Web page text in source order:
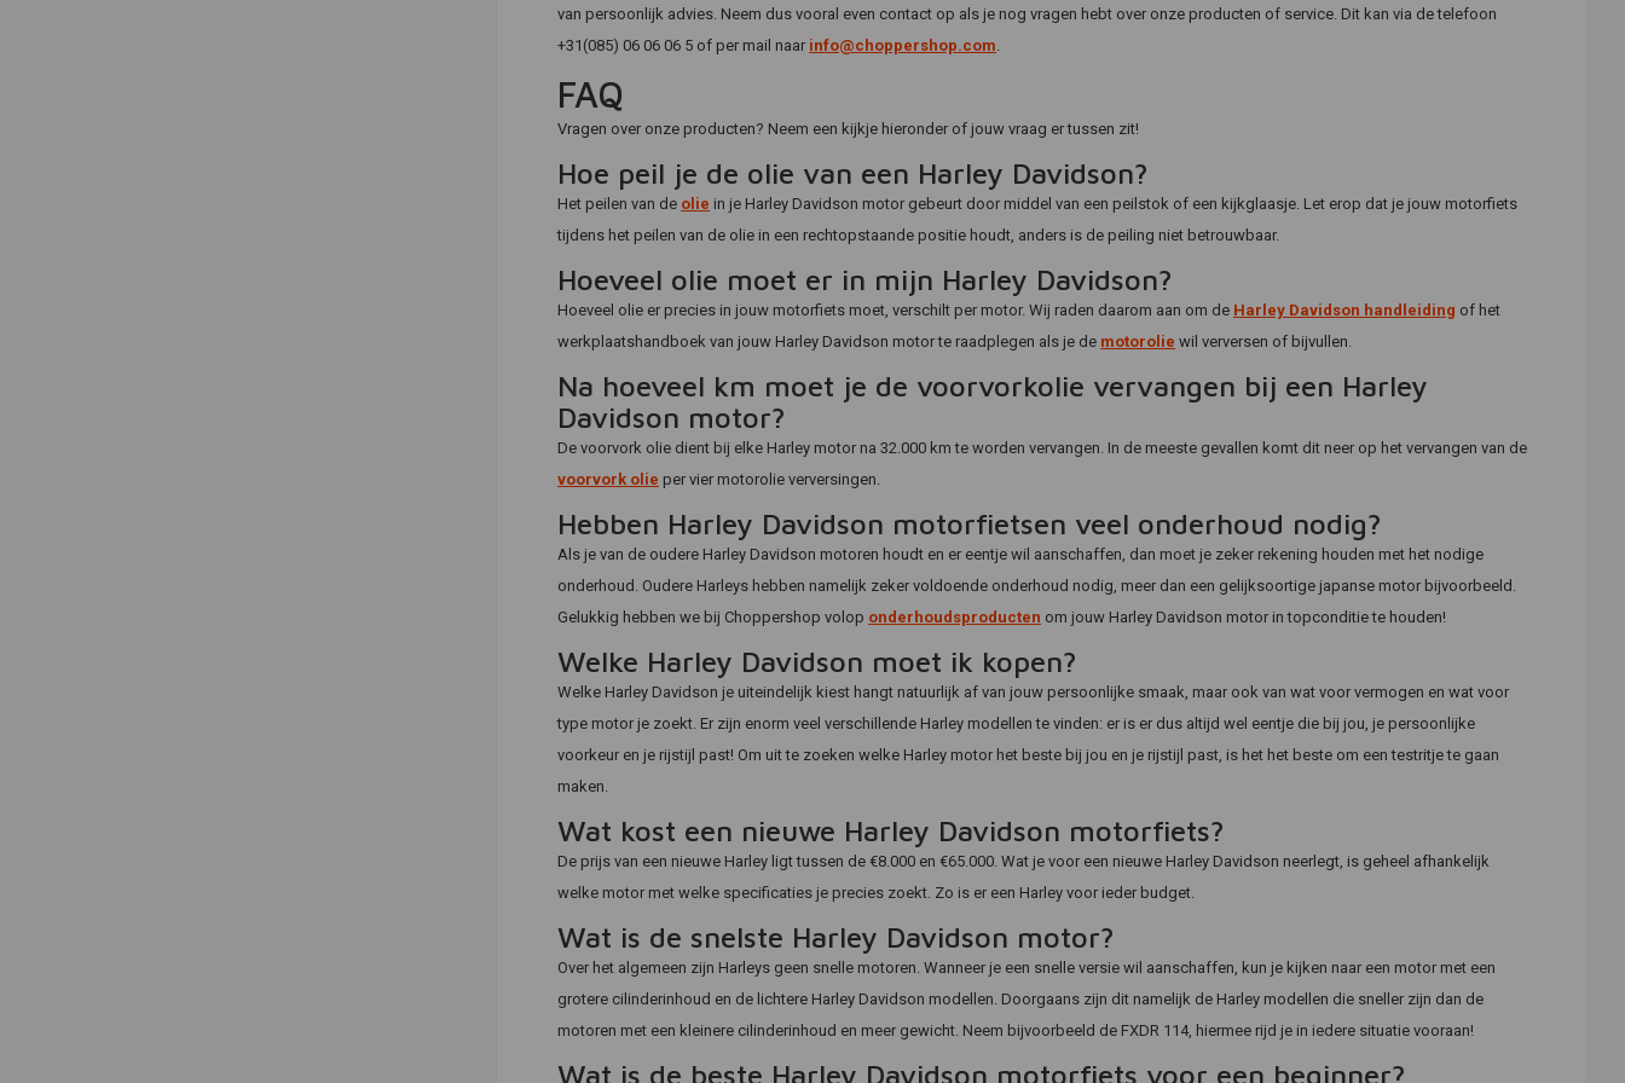
van persoonlijk advies. Neem dus vooral even contact op als je nog vragen hebt over onze producten of service. Dit kan via de telefoon
+31(085) 06 06 06 5 of per mail naar info@choppershop.com.
FAQ
Vragen over onze producten? Neem een kijkje hieronder of jouw vraag er tussen zit!
Hoe peil je de olie van een Harley Davidson?
Het peilen van de olie in je Harley Davidson motor gebeurt door middel van een peilstok of een kijkglaasje. Let erop dat je jouw motorfiets
tijdens het peilen van de olie in een rechtopstaande positie houdt, anders is de peiling niet betrouwbaar.
Hoeveel olie moet er in mijn Harley Davidson?
Hoeveel olie er precies in jouw motorfiets moet, verschilt per motor. Wij raden daarom aan om de Harley Davidson handleiding of het
werkplaatshandboek van jouw Harley Davidson motor te raadplegen als je de motorolie wil verversen of bijvullen.
Na hoeveel km moet je de voorvorkolie vervangen bij een Harley
Davidson motor?
De voorvork olie dient bij elke Harley motor na 32.000 km te worden vervangen. In de meeste gevallen komt dit neer op het vervangen van de
voorvork olie per vier motorolie verversingen.
Hebben Harley Davidson motorfietsen veel onderhoud nodig?
Als je van de oudere Harley Davidson motoren houdt en er eentje wil aanschaffen, dan moet je zeker rekening houden met het nodige
onderhoud. Oudere Harleys hebben namelijk zeker voldoende onderhoud nodig, meer dan een gelijksoortige japanse motor bijvoorbeeld.
Gelukkig hebben we bij Choppershop volop onderhoudsproducten om jouw Harley Davidson motor in topconditie te houden!
Welke Harley Davidson moet ik kopen?
Welke Harley Davidson je uiteindelijk kiest hangt natuurlijk af van jouw persoonlijke smaak, maar ook van wat voor vermogen en wat voor
type motor je zoekt. Er zijn enorm veel verschillende Harley modellen te vinden: er is er dus altijd wel eentje die bij jou, je persoonlijke
voorkeur en je rijstijl past! Om uit te zoeken welke Harley motor het beste bij jou en je rijstijl past, is het het beste om een testritje te gaan
maken.
Wat kost een nieuwe Harley Davidson motorfiets?
De prijs van een nieuwe Harley ligt tussen de €8.000 en €65.000. Wat je voor een nieuwe Harley Davidson neerlegt, is geheel afhankelijk
welke motor met welke specificaties je precies zoekt. Zo is er een Harley voor ieder budget.
Wat is de snelste Harley Davidson motor?
Over het algemeen zijn Harleys geen snelle motoren. Wanneer je een snelle versie wil aanschaffen, kun je kijken naar een motor met een
grotere cilinderinhoud en de lichtere Harley Davidson modellen. Doorgaans zijn dit namelijk de Harley modellen die sneller zijn dan de
motoren met een kleinere cilinderinhoud en meer gewicht. Neem bijvoorbeeld de FXDR 114, hiermee rijd je in iedere situatie vooraan!
Wat is de beste Harley Davidson motorfiets voor een beginner?